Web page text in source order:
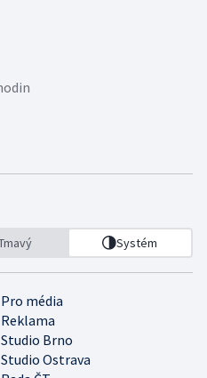
Systém
Pro média
Reklama
Studio Brno
Studio Ostrava